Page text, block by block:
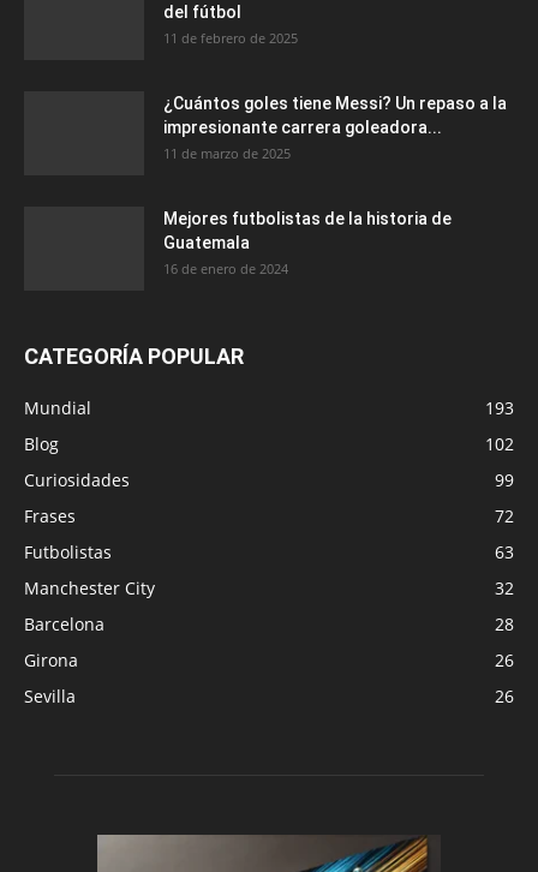
del fútbol
11 de febrero de 2025
¿Cuántos goles tiene Messi? Un repaso a la
impresionante carrera goleadora...
11 de marzo de 2025
Mejores futbolistas de la historia de
Guatemala
16 de enero de 2024
CATEGORÍA POPULAR
Mundial
193
Blog
102
Curiosidades
99
Frases
72
Futbolistas
63
Manchester City
32
Barcelona
28
Girona
26
Sevilla
26